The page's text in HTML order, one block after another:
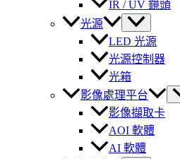
IR / UV 鏡頭
光源
LED 光源
光源控制器
光箱
影像處理平台
影像擷取卡
AOI 軟體
AI 軟體